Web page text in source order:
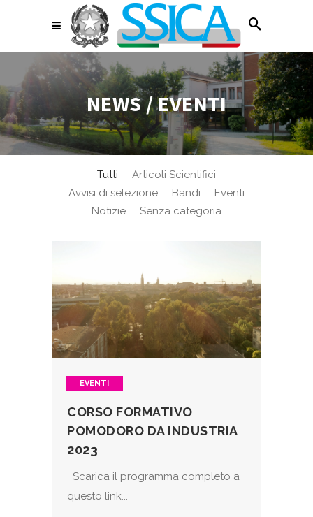
NEWS / EVENTI
Tutti
Articoli Scientifici
Avvisi di selezione
Bandi
Eventi
Notizie
Senza categoria
EVENTI
CORSO FORMATIVO
POMODORO DA INDUSTRIA
2023
Scarica il programma completo a
questo link...